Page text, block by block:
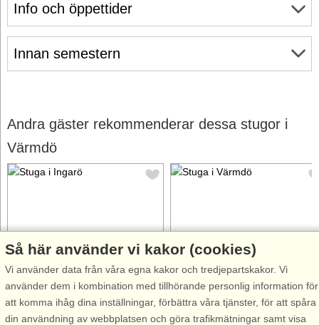
Info och öppettider
Innan semestern
Andra gäster rekommenderar dessa stugor i
Värmdö
Stugnr: 48869
Ingarö
4 personer, 35 m²
20 m till sjö/hav:.
Stugnr: 64140
Värmdö
4 personer, 75 m²
20 m till sjö/hav:.
Så här använder vi kakor (cookies)
Vi använder data från våra egna kakor och tredjepartskakor. Vi
använder dem i kombination med tillhörande personlig information för
att komma ihåg dina inställningar, förbättra våra tjänster, för att spåra
din användning av webbplatsen och göra trafikmätningar samt visa